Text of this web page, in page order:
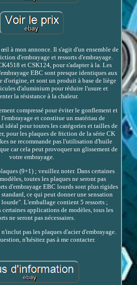
à mon annonce. Il s'agit d'un ensemble de
d'embrayage et ressorts d'embrayage.
et CSK124, pour s'adapter à la. Les
EBC sont presque identiques aux
d'origine, et sont un produit à base de liège
d'aluminium pour réduire l'usure et
la résistance à la chaleur.
compressé pour éviter le gonflement et
et constitue un matériau de
idéal pour toutes les catégories et tailles de
pour les plaques de friction de la série CK
ne recommande pas l'utilisation d'huile
car cela peut provoquer un glissement de
votre embrayage.
(9+1) ; veuillez noter. Dans certaines
toutes les plaques ne seront pas
d'embrayage EBC lourds sont plus rigides
standard, ce qui peut donner une sensation
L'emballage contient 5 ressorts ;
applications de modèles, tous les
ne seront pas nécessaires.
pas les plaques d'acier d'embrayage.
n'hésitez pas à me contacter.